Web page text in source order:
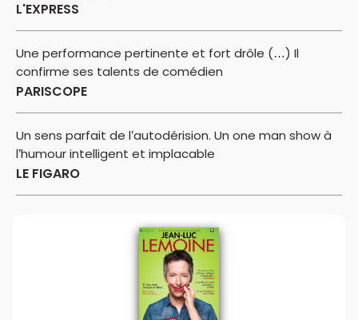
L'EXPRESS
Une performance pertinente et fort drôle (…) Il
confirme ses talents de comédien
PARISCOPE
Un sens parfait de l’autodérision. Un one man show à
l’humour intelligent et implacable
LE FIGARO